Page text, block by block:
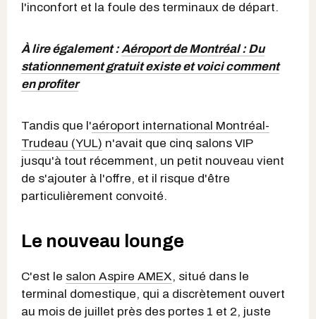
l'inconfort et la foule des terminaux de départ.
À lire également :Aéroport de Montréal : Du
stationnement gratuit existe et voici comment
en profiter
Tandis que l'aéroport international Montréal-
Trudeau (YUL) n'avait que cinq salons VIP
jusqu'à tout récemment, un petit nouveau vient
de s'ajouter à l'offre, et il risque d'être
particulièrement convoité.
Le nouveau lounge
C'est le salon Aspire AMEX, situé dans le
terminal domestique, qui a discrètement ouvert
au mois de juillet près des portes 1 et 2, juste